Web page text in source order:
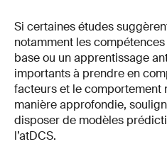
Si certaines études
notamment les
base ou un apprentissage
importants à prendre en
facteurs et le comportement
manière approfondie,
disposer de modèles
l’atDCS.